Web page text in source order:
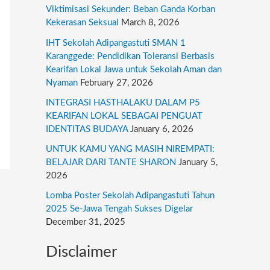
:
Viktimisasi Sekunder: Beban Ganda Korban
Kekerasan Seksual
March 8, 2026
IHT Sekolah Adipangastuti SMAN 1
Karanggede: Pendidikan Toleransi Berbasis
Kearifan Lokal Jawa untuk Sekolah Aman dan
Nyaman February 27, 2026
INTEGRASI HASTHALAKU DALAM P5
KEARIFAN LOKAL SEBAGAI PENGUAT
IDENTITAS BUDAYA January 6, 2026
UNTUK KAMU YANG MASIH NIREMPATI:
BELAJAR DARI TANTE SHARON January 5,
2026
Lomba Poster Sekolah Adipangastuti Tahun
2025 Se-Jawa Tengah Sukses Digelar
December 31, 2025
Disclaimer